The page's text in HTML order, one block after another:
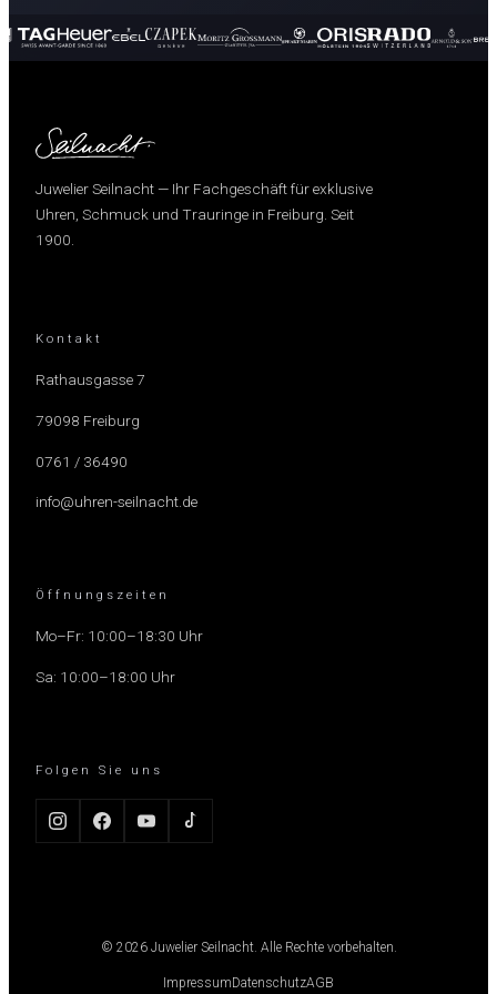
Juwelier Seilnacht — Ihr Fachgeschäft für exklusive
Uhren, Schmuck und Trauringe in Freiburg. Seit
1900.
Kontakt
Rathausgasse 7
79098 Freiburg
0761 / 36490
info@uhren-seilnacht.de
Öffnungszeiten
Mo–Fr: 10:00–18:30 Uhr
Sa: 10:00–18:00 Uhr
Folgen Sie uns
© 2026 Juwelier Seilnacht. Alle Rechte vorbehalten.
ImpressumDatenschutzAGB